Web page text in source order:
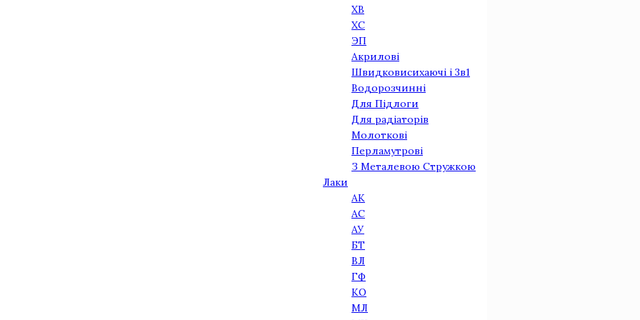
ХВ
ХС
ЭП
Акриловi
Швидковисихаючі і 3в1
Водорозчинні
Для Підлоги
Для радіаторів
Молоткові
Перламутрові
З Металевою Стружкою
Лаки
АК
АС
АУ
БТ
ВЛ
ГФ
КО
МЛ